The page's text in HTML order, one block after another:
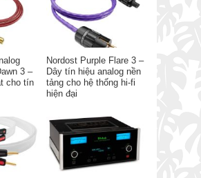
3 –
cho tín
Nordost Purple Flare 3 –
Dây tín hiệu analog nền
tảng cho hệ thống hi-fi
hiện đại